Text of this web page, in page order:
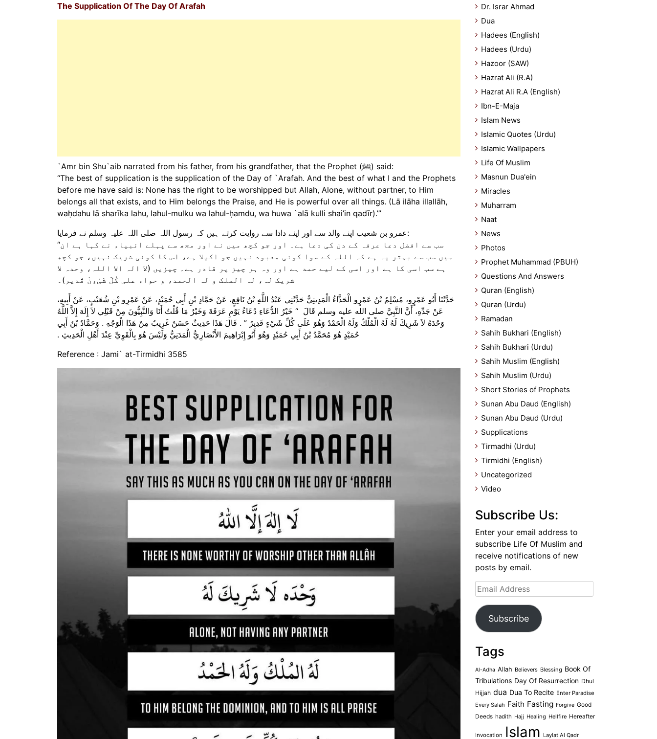
The Supplication Of The Day Of Arafah
`Amr bin Shu`aib narrated from his father, from his grandfather, that the Prophet (ﷺ) said:
“The best of supplication is the supplication of the Day of `Arafah. And the best of what I and the Prophets
before me have said is: None has the right to be worshipped but Allah, Alone, without partner, to Him
belongs all that exists, and to Him belongs the Praise, and He is powerful over all things. (Lā ilāha illallāh,
waḥdahu lā sharīka lahu, lahul-mulku wa lahul-ḥamdu, wa huwa `alā kulli shai’in qadīr).’”
عمرو بن شعیب اپنے والد سے اور اپنے دادا سے روایت کرتے ہیں کہ رسول اللہ صلی اللہ علیہ وسلم نے فرمایا:
“سب سے افضل دعا عرفہ کے دن کی دعا ہے۔ اور جو کچھ میں نے اور مجھ سے پہلے انبیاء نے کہا ہے ان
میں سب سے بہتر یہ ہے کہ اللہ کے سوا کوئی معبود نہیں جو اکیلا ہے، اس کا کوئی شریک نہیں، جو کچھ
ہے سب اسی کا ہے اور اسی کے لیے حمد ہے اور وہ ہر چیز پر قادر ہے۔ چیزیں (لا الہ الا اللہ، وحدہ لا
شریک لہ، لہ الملک و لہ الحمد، و حواء علی کُلّ شَیْءِنْ قَدیر)۔
حَدَّثَنَا أَبُو عَمْرٍو، مُسْلِمُ بْنُ عَمْرٍو الْحَذَّاءُ الْمَدِينِيُّ حَدَّثَنِي عَبْدُ اللَّهِ بْنُ نَافِعٍ، عَنْ حَمَّادِ بْنِ أَبِي حُمَيْدٍ، عَنْ عَمْرِو بْنِ شُعَيْبٍ، عَنْ أَبِيهِ،
عَنْ جَدِّهِ، أَنَّ النَّبِيَّ صلى الله عليه وسلم قَالَ ‏ “‏ خَيْرُ الدُّعَاءِ دُعَاءُ يَوْمِ عَرَفَةَ وَخَيْرُ مَا قُلْتُ أَنَا وَالنَّبِيُّونَ مِنْ قَبْلِي لاَ إِلَهَ إِلاَّ اللَّهُ
وَحْدَهُ لاَ شَرِيكَ لَهُ لَهُ الْمُلْكُ وَلَهُ الْحَمْدُ وَهُوَ عَلَى كُلِّ شَيْءٍ قَدِيرٌ ‏”‏ ‏.‏ قَالَ هَذَا حَدِيثٌ حَسَنٌ غَرِيبٌ مِنْ هَذَا الْوَجْهِ ‏.‏ وَحَمَّادُ بْنُ أَبِي
حُمَيْدٍ هُوَ مُحَمَّدُ بْنُ أَبِي حُمَيْدٍ وَهُوَ أَبُو إِبْرَاهِيمَ الأَنْصَارِيُّ الْمَدَنِيُّ وَلَيْسَ هُوَ بِالْقَوِيِّ عِنْدَ أَهْلِ الْحَدِيثِ ‏.‏
Reference : Jami` at-Tirmidhi 3585
Dr. Israr Ahmad
Dua
Hadees (English)
Hadees (Urdu)
Hazoor (SAW)
Hazrat Ali (R.A)
Hazrat Ali R.A (English)
Ibn-E-Maja
Islam News
Islamic Quotes (Urdu)
Islamic Wallpapers
Life Of Muslim
Masnun Dua'ein
Miracles
Muharram
Naat
News
Photos
Prophet Muhammad (PBUH)
Questions And Answers
Quran (English)
Quran (Urdu)
Ramadan
Sahih Bukhari (English)
Sahih Bukhari (Urdu)
Sahih Muslim (English)
Sahih Muslim (Urdu)
Short Stories of Prophets
Sunan Abu Daud (English)
Sunan Abu Daud (Urdu)
Supplications
Tirmadhi (Urdu)
Tirmidhi (English)
Uncategorized
Video
Subscribe Us:
Enter your email address to
subscribe Life Of Muslim and
receive notifications of new
posts by email.
Email
Address
Subscribe
Tags
Al-Adha Allah Believers Blessing Book Of
Tribulations Day Of Resurrection Dhul
Hijjah dua Dua To Recite Enter Paradise
Every Salah Faith Fasting Forgive Good
Deeds hadith Hajj Healing Hellfire Hereafter
Invocation Islam Laylat Al Qadr